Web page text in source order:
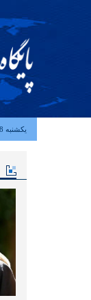
یکشنبه 18 مرداد 1405 - Sun 09 Aug 2026